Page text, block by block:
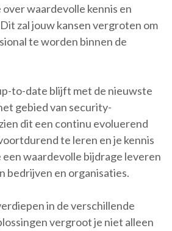
waardevolle kennis en
zal jouw kansen vergroten om
te worden binnen de
to-date blijft met de nieuwste
gebied van security-
dit een continu evoluerend
te leren en je kennis
een waardevolle bijdrage leveren
bedrijven en organisaties.
in de verschillende
vergroot je niet alleen